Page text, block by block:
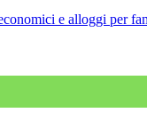
e alloggi per